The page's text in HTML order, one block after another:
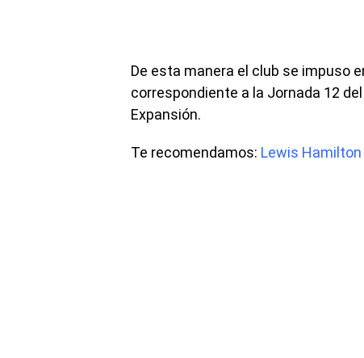
De esta manera el club se impuso
correspondiente a la Jornada 12
Expansión.
Te recomendamos: Lewis Hamilton